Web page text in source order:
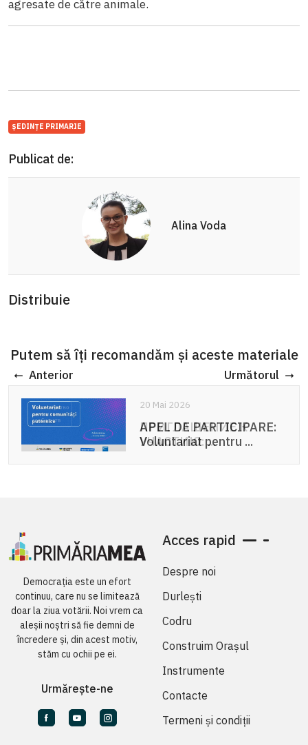
agresate de către animale.
ȘEDINȚE PRIMARIE
Publicat de:
Alina Voda
Distribuie
Putem să îți recomandăm și aceste materiale
Anterior Următorul
20 Mai 2026
APEL DE PARTICIPARE:
Voluntariat pentru ...
Democrația este un efort
continuu, care nu se limitează
doar la ziua votării. Noi vrem ca
aleșii noștri să fie demni de
încredere și, din acest motiv,
stăm cu ochii pe ei.
Urmărește-ne
Acces rapid
Despre noi
Durlești
Codru
Construim Orașul
Instrumente
Contacte
Termeni și condiții